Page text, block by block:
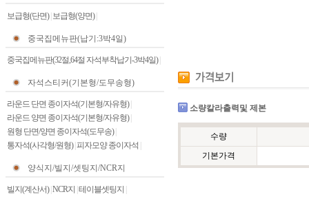
보급형(단면)| 보급형(양면)|
중국집메뉴판(납기:3박4일)
중국집메뉴판(32절,64절 자석부착납기-3박4일)|
자석스티커(기본형/도무송형)
라운드 단면 종이자석(기본형/자유형)|
라운드 양면 종이자석(기본형/자유형)|
원형 단면/양면 종이자석(도무송)|
통자석(사각형/원형)| 피자모양 종이자석
양식지/빌지/셋팅지/NCR지
빌지(계산서)| NCR지 테이블셋팅지
소량칼라출력및 제본
수량
기본가격